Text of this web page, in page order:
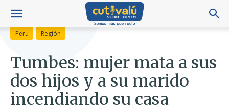
Perú Región
Tumbes: mujer mata a sus
dos hijos y a su marido
incendiando su casa